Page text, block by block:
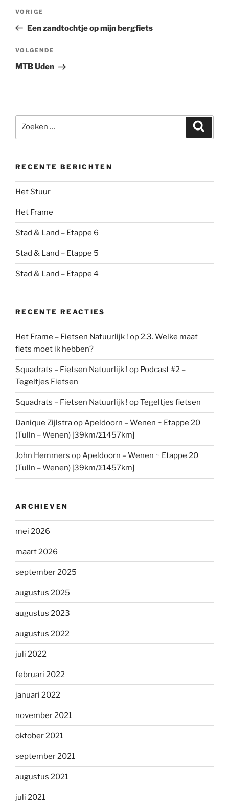
Vorig
bericht
VORIGE
Een zandtochtje op mijn bergfiets
Volgend
bericht
VOLGENDE
MTB Uden
naar:
RECENTE BERICHTEN
Het Stuur
Het Frame
Stad & Land – Etappe 6
Stad & Land – Etappe 5
Stad & Land – Etappe 4
RECENTE REACTIES
Het Frame – Fietsen Natuurlijk ! op2.3. Welke maat
fiets moet ik hebben?
Squadrats – Fietsen Natuurlijk ! op Podcast #2 –
Tegeltjes Fietsen
Squadrats – Fietsen Natuurlijk ! opTegeltjes fietsen
Danique ZijlstraopApeldoorn – Wenen ~ Etappe 20
(Tulln – Wenen) [39km/Σ1457km]
John Hemmers opApeldoorn – Wenen ~ Etappe 20
(Tulln – Wenen) [39km/Σ1457km]
ARCHIEVEN
mei 2026
maart 2026
september 2025
augustus 2025
augustus 2023
augustus 2022
juli 2022
februari 2022
januari 2022
november 2021
oktober 2021
september 2021
augustus 2021
juli 2021